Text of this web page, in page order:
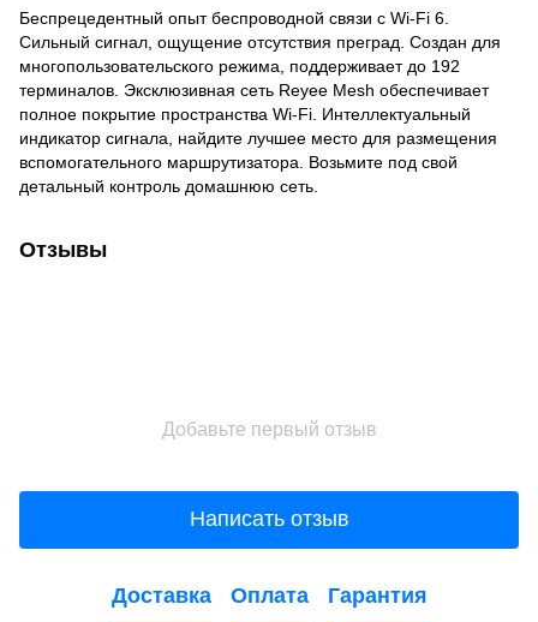
Беспрецедентный опыт беспроводной связи с Wi-Fi 6.
Сильный сигнал, ощущение отсутствия преград. Создан для
многопользовательского режима, поддерживает до 192
терминалов. Эксклюзивная сеть Reyee Mesh обеспечивает
полное покрытие пространства Wi-Fi. Интеллектуальный
индикатор сигнала, найдите лучшее место для размещения
вспомогательного маршрутизатора. Возьмите под свой
детальный контроль домашнюю сеть.
Отзывы
Добавьте первый отзыв
Написать отзыв
Доставка Оплата Гарантия